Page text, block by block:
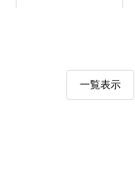
一覧表示